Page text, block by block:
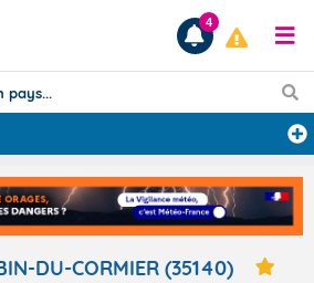
Prévisions
LES RÉSULTATS
4
DU-CORMIER (35140)